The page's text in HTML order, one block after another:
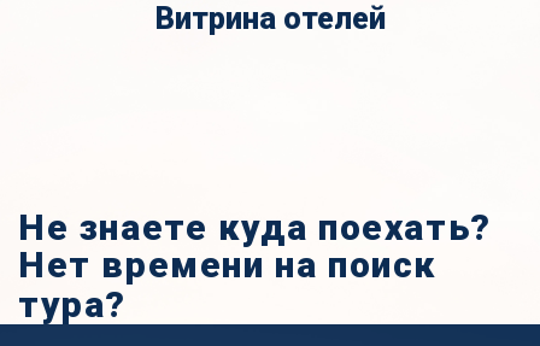
Витрина отелей
Не знаете куда поехать?
Нет времени на поиск
тура?